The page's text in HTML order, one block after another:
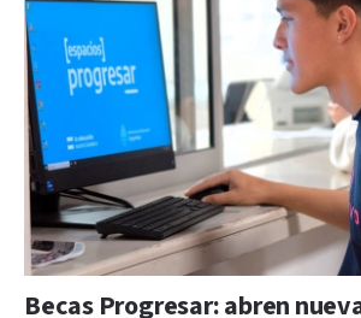
Becas Progresar: abren